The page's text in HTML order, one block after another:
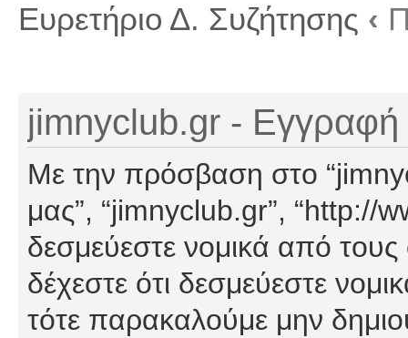
Ευρετήριο Δ. Συζήτησης ‹
jimnyclub.gr - Εγγραφή
Με την πρόσβαση στο
μας”, “jimnyclub.gr”, “http://
δεσμεύεστε νομικά από
δέχεστε ότι δεσμεύεστε
τότε παρακαλούμε μην